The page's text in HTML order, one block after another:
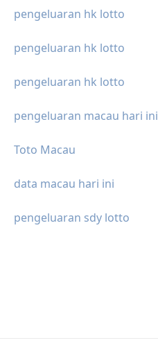
pengeluaran hk lotto
pengeluaran hk lotto
pengeluaran hk lotto
pengeluaran macau hari ini
Toto Macau
data macau hari ini
pengeluaran sdy lotto